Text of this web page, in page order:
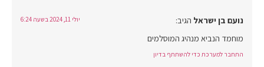
נועם בן ישראל הגיב: יולי 11, 2024 בשעה 6:24
מוחמד הנביא מנהיג המוסלמים
התחבר למערכת כדי להשתתף בדיון